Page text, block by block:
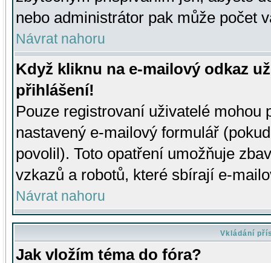
nebo administrátor pak může počet
Návrat nahoru
Když kliknu na e-mailový odkaz
přihlášení!
Pouze registrovaní uživatelé mohou
nastavený e-mailový formulář
povolil). Toto opatření umožňuje
vzkazů a robotů, které sbírají e-
Návrat nahoru
Vkládání
Jak vložím téma do fóra?